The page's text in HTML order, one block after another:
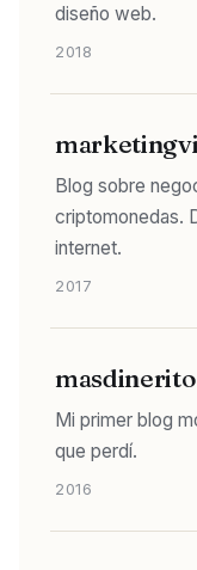
diseño web.
2018
Blog sobre
criptomonedas.
internet.
2017
Mi primer blog
que perdí.
2016